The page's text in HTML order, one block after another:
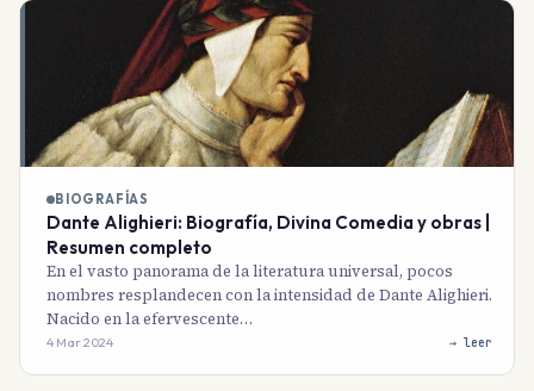
BIOGRAFÍAS
Dante Alighieri: Biografía, Divina Comedia y obras |
Resumen completo
En el vasto panorama de la literatura universal, pocos
nombres resplandecen con la intensidad de Dante Alighieri.
Nacido en la efervescente…
4 Mar 2024 → leer